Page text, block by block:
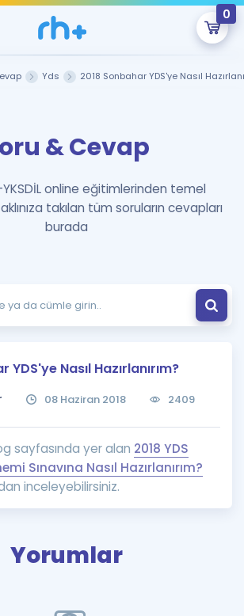
0
Şifremi Hatırlamıyorum
GİRİŞ YAP
sınava hazırlayacak onlarca eğitim seni
bekliyor!
Takvimi
İngilizce Gramer
Yds 2018 Sonbahar YDS'ye Nasıl
& Cevap
YKSDİL online eğitimlerinden temel
takılan tüm soruların cevapları
burada
YDS'ye Nasıl Hazırlanırım?
08 Haziran 2018 2409
sayfasında yer alan 2018 YDS
Sınavına Nasıl Hazırlanırım?
inceleyebilirsiniz.
Yorumlar